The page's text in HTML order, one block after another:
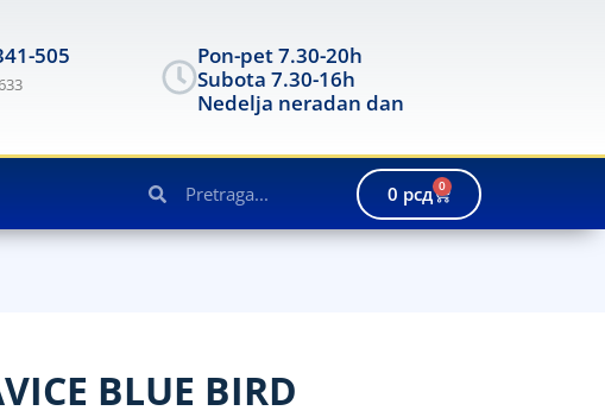
505
Pon-pet 7.30-20h
Subota 7.30-16h
Nedelja neradan dan
0 рсд 0
BLUE BIRD